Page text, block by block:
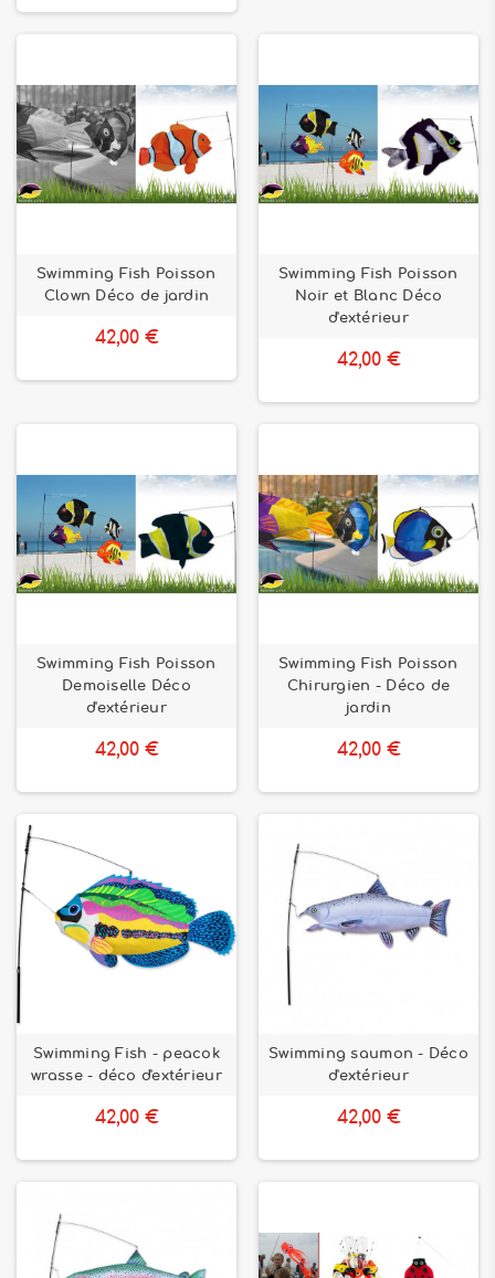
Swimming Fish Poisson
Clown Déco de jardin
42,00 €
Swimming Fish Poisson
Noir et Blanc Déco
d'extérieur
42,00 €
Swimming Fish Poisson
Demoiselle Déco
d'extérieur
42,00 €
Swimming Fish Poisson
Chirurgien - Déco de
jardin
42,00 €
Swimming Fish - peacok
wrasse - déco d'extérieur
42,00 €
Swimming saumon - Déco
d'extérieur
42,00 €